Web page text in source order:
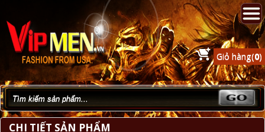
Giỏ hàng(0)
CHI TIẾT SẢN PHẨM